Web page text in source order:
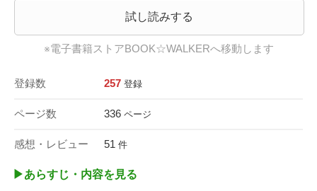
試し読みする
※電子書籍ストアBOOK☆WALKERへ移動します
登録数 257 登録
ページ数 336 ページ
感想・レビュー 51 件
▶︎あらすじ・内容を見る